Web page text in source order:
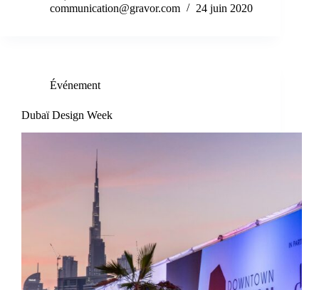
communication@gravor.com
24 juin 2020
Événement
Dubaï Design Week